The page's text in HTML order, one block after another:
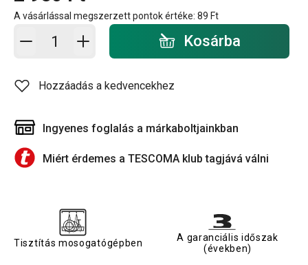
A vásárlással megszerzett pontok értéke: 89 Ft
Kosárba - mennyiség Kosárba
Hozzáadás a kedvencekhez
Ingyenes foglalás a márkaboltjainkban
Miért érdemes a TESCOMA klub tagjává válni
Tisztítás mosogatógépben
A garanciális időszak
(években)